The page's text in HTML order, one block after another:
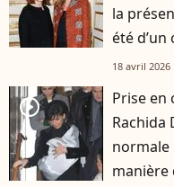
la
été
18 avril 2026
player2
Prise en
Rachida
normale
manière